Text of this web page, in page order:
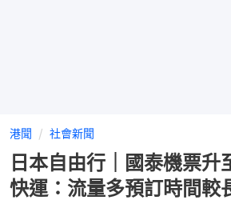
港聞 社會新聞
日本自由行｜國泰機票
快運：流量多預訂時間較